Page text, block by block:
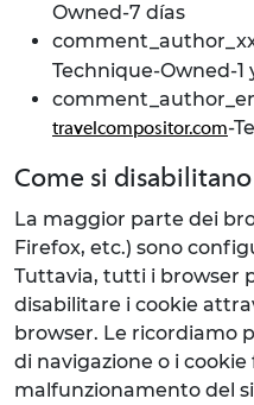
Owned-7 días
Technique-Owned-1
travelcompositor.com-
Come si
La maggior parte dei
Firefox, etc.) sono
Tuttavia, tutti i browser
disabilitare i cookie
browser. Le ricordiamo
di navigazione o i
malfunzionamento del